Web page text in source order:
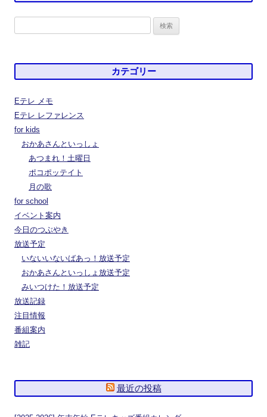
カテゴリー
Eテレ メモ
Eテレ レファレンス
for kids
おかあさんといっしょ
あつまれ！土曜日
ポコポッテイト
月の歌
for school
イベント案内
今日のつぶやき
放送予定
いないいないばあっ！放送予定
おかあさんといっしょ放送予定
みいつけた！放送予定
放送記録
注目情報
番組案内
雑記
最近の投稿